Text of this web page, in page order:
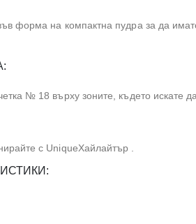
форма на компактна пудра за да
№ 18 върху зоните, където искате
с UniqueХайлайтър .